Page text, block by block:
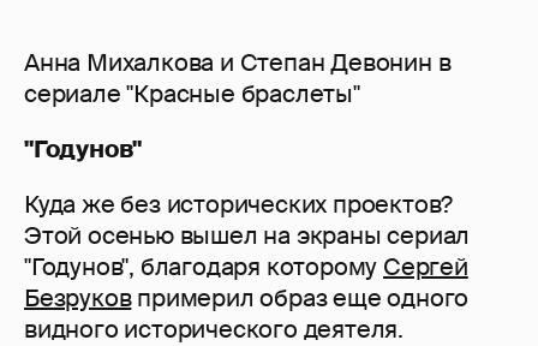
Анна Михалкова и Степан Девонин в
сериале "Красные браслеты"
"Годунов"
Куда же без исторических проектов?
Этой осенью вышел на экраны сериал
"Годунов", благодаря которому Сергей
Безруковпримерил образ еще одного
видного исторического деятеля.